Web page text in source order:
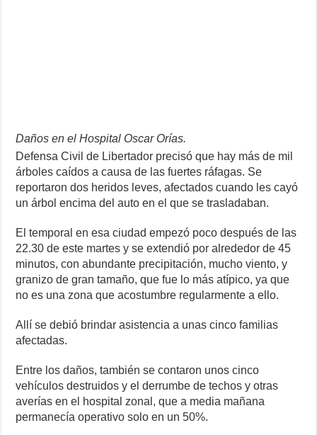
Daños en el Hospital Oscar Orías.
Defensa Civil de Libertador precisó que hay más de mil
árboles caídos a causa de las fuertes ráfagas. Se
reportaron dos heridos leves, afectados cuando les cayó
un árbol encima del auto en el que se trasladaban.
El temporal en esa ciudad empezó poco después de las
22.30 de este martes y se extendió por alrededor de 45
minutos, con abundante precipitación, mucho viento, y
granizo de gran tamaño, que fue lo más atípico, ya que
no es una zona que acostumbre regularmente a ello.
Allí se debió brindar asistencia a unas cinco familias
afectadas.
Entre los daños, también se contaron unos cinco
vehículos destruidos y el derrumbe de techos y otras
averías en el hospital zonal, que a media mañana
permanecía operativo solo en un 50%.